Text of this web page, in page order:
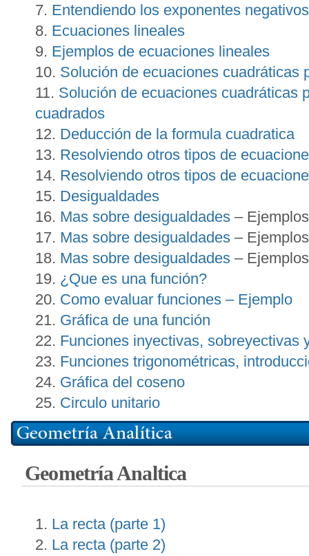
Entendiendo los exponentes
Ecuaciones lineales
Ejemplos de ecuaciones lineales
Solución de ecuaciones cuadráticas
Solución de ecuaciones cuadráticas
cuadrados
Deducción de la formula cuadratica
Resolviendo otros tipos de
Resolviendo otros tipos de
Desigualdades
Mas sobre desigualdades –
Mas sobre desigualdades –
Mas sobre desigualdades –
¿Que es una función?
Como evaluar funciones – Ejemplo
Gráfica de una función
Funciones inyectivas, sobreyectivas
Funciones trigonométricas,
Gráfica del coseno
Circulo unitario
Geometría Analtica
La recta (parte 1)
La recta (parte 2)